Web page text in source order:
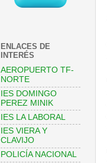
ENLACES DE
INTERÉS
AEROPUERTO TF-
NORTE
IES DOMINGO
PEREZ MINIK
IES LA LABORAL
IES VIERA Y
CLAVIJO
POLICÍA NACIONAL